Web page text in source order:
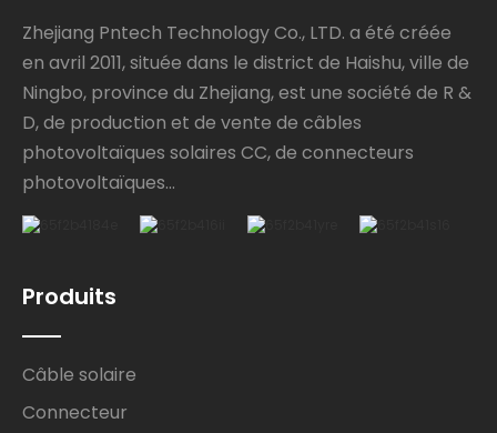
Zhejiang Pntech Technology Co., LTD. a été créée
en avril 2011, située dans le district de Haishu, ville de
Ningbo, province du Zhejiang, est une société de R &
D, de production et de vente de câbles
photovoltaïques solaires CC, de connecteurs
photovoltaïques...
Produits
Câble solaire
Connecteur